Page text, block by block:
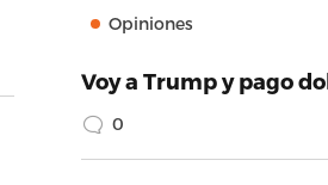
Opiniones
Voy a Trump y pago
0